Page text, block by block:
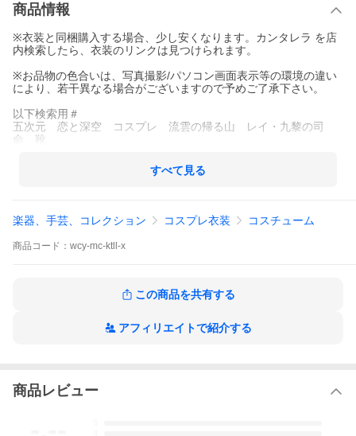
商品情報
※衣装と同梱購入する場合、少し安くなります。カンタレラ を店
内検索したら、衣装のリンクは見つけられます。
※お品物の色合いは、写真撮影/パソコン画面表示等の環境の違い
により、若干異なる場合がございますので予めご了承下さい。
以下検索用＃
五次元 恋と深空 コスプレ 流雲の帰る山 レイ・九黎の司
命 靴
すべて見る
楽器、手芸、コレクション コスプレ衣装 コスチューム
商品 コード： wcy-mc-ktll-x
この商品を共有する
アフィリエイトで紹介する
商品レビュー